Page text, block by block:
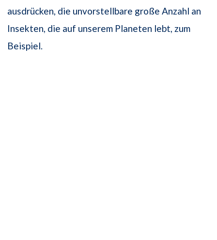
ausdrücken, die unvorstellbare große Anzahl an
Insekten, die auf unserem Planeten lebt, zum
Beispiel.